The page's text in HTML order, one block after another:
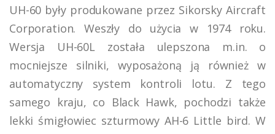
UH-60 były produkowane przez Sikorsky Aircraft
Corporation. Weszły do użycia w 1974 roku.
Wersja UH-60L została ulepszona m.in. o
mocniejsze silniki, wyposażoną ją również w
automatyczny system kontroli lotu. Z tego
samego kraju, co Black Hawk, pochodzi także
lekki śmigłowiec szturmowy AH-6 Little bird. W